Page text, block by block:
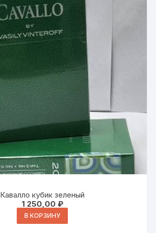
Кавалло кубик зеленый
1 250,00 ₽
В КОРЗИНУ